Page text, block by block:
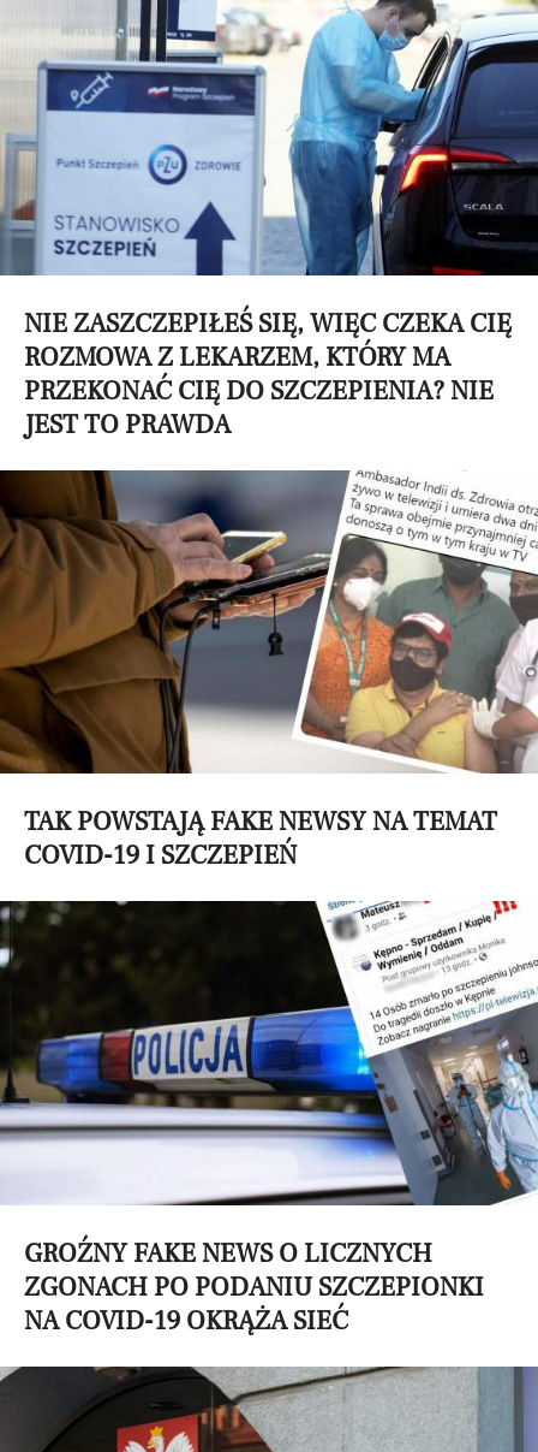
NIE ZASZCZEPIŁEŚ SIĘ, WIĘC CZEKA CIĘ
ROZMOWA Z LEKARZEM, KTÓRY MA
PRZEKONAĆ CIĘ DO SZCZEPIENIA? NIE
JEST TO PRAWDA
TAK POWSTAJĄ FAKE NEWSY NA TEMAT
COVID-19 I SZCZEPIEŃ
GROŹNY FAKE NEWS O LICZNYCH
ZGONACH PO PODANIU SZCZEPIONKI
NA COVID-19 OKRĄŻA SIEĆ